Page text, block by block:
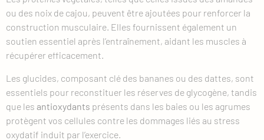
ou des noix de cajou, peuvent être ajoutées pour renforcer la
construction musculaire. Elles fournissent également un
soutien essentiel après l’entraînement, aidant les muscles à
récupérer efficacement.
Les glucides, composant clé des bananes ou des dattes, sont
essentiels pour reconstituer les réserves de glycogène, tandis
que les antioxydants présents dans les baies ou les agrumes
protègent vos cellules contre les dommages liés au stress
oxydatif induit par l’exercice.